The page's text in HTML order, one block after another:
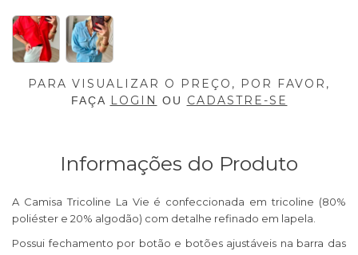
PARA VISUALIZAR O PREÇO, POR FAVOR,
FAÇA LOGIN OU CADASTRE-SE
Informações do Produto
A Camisa Tricoline La Vie é confeccionada em tricoline (80%
poliéster e 20% algodão) com detalhe refinado em lapela.
Possui fechamento por botão e botões ajustáveis na barra das